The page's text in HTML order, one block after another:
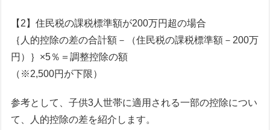
【2】住民税の課税標準額が200万円超の場合
｛人的控除の差の合計額－（住民税の課税標準額－200万
円）｝×5％＝調整控除の額
（※2,500円が下限）
参考として、子供3人世帯に適用される一部の控除につい
て、人的控除の差を紹介します。